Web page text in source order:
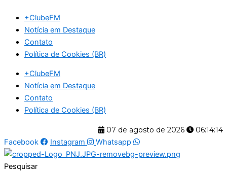
para
conteúdo
+ClubeFM
Notícia em Destaque
Contato
Política de Cookies (BR)
+ClubeFM
Notícia em Destaque
Contato
Política de Cookies (BR)
07 de agosto de 2026
06:14:14
Facebook
Instagram Whatsapp
Pesquisar